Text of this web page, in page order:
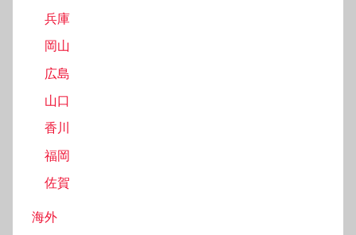
兵庫
岡山
広島
山口
香川
福岡
佐賀
海外